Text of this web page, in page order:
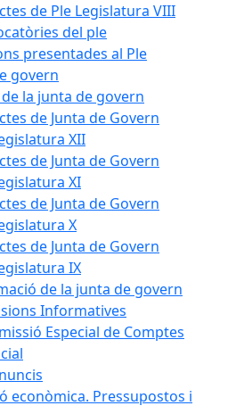
de Ple Legislatura VIII
del ple
presentades al Ple
govern
la junta de govern
de Junta de Govern
XII
de Junta de Govern
XI
de Junta de Govern
X
de Junta de Govern
IX
de la junta de govern
Informatives
Especial de Comptes
econòmica. Pressupostos i